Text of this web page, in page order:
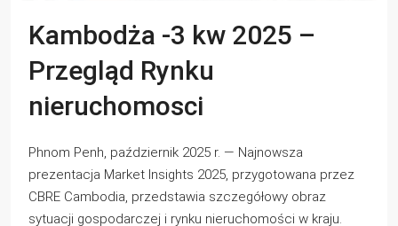
Kambodża -3 kw 2025 –
Przegląd Rynku
nieruchomosci
Phnom Penh, październik 2025 r. — Najnowsza
prezentacja Market Insights 2025, przygotowana przez
CBRE Cambodia, przedstawia szczegółowy obraz
sytuacji gospodarczej i rynku nieruchomości w kraju.